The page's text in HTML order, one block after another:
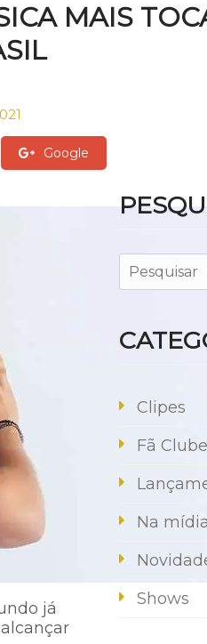
MAIS
Google
já
Clipes
Fã Clube
Na mídia
Shows